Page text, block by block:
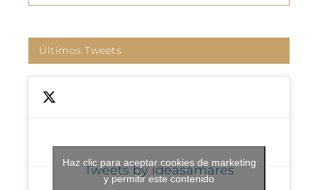
Últimos Tweets
Tweets by ideasamares
Haz clic para aceptar cookies de marketing
y permitir este contenido